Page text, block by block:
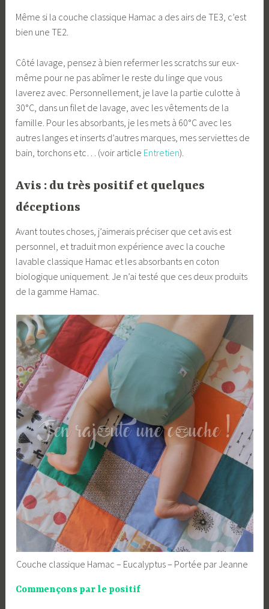
Même si la couche classique Hamac a des airs de TE3, c’est
bien une TE2.
Côté lavage, pensez à bien refermer les scratchs sur eux-
même pour ne pas abîmer le reste du linge que vous
laverez avec. Personnellement, je lave la partie culotte à
30°C, dans un filet de lavage, avec les vêtements de la
famille. Pour les absorbants, je les mets à 60°C avec les
autres langes et inserts d’autres marques, mes serviettes de
bain, torchons etc… (voir article Entretien).
Avis : du très positif et quelques
déceptions
Avant toutes choses, j’aimerais préciser que cet avis est
personnel, et traduit mon expérience avec la couche
lavable classique Hamac et les absorbants en coton
biologique uniquement. Je n’ai testé que ces deux produits
de la gamme Hamac.
Couche classique Hamac – Eucalyptus – Portée par Jeanne
Commençons par le positif